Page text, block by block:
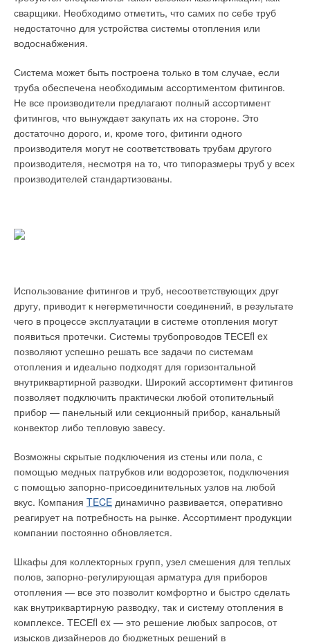
сварщики. Необходимо отметить, что самих по себе труб
недостаточно для устройства системы отопления или
водоснабжения.
Система может быть построена только в том случае, если
труба обеспечена необходимым ассортиментом фитингов.
Не все производители предлагают полный ассортимент
фитингов, что вынуждает закупать их на стороне. Это
достаточно дорого, и, кроме того, фитинги одного
производителя могут не соответствовать трубам другого
производителя, несмотря на то, что типоразмеры труб у всех
производителей стандартизованы.
Использование фитингов и труб, несоответствующих друг
другу, приводит к негерметичности соединений, в результате
чего в процессе эксплуатации в системе отопления могут
появиться протечки. Системы трубопроводов ТЕСЕﬂ ex
позволяют успешно решать все задачи по системам
отопления и идеально подходят для горизонтальной
внутриквартирной разводки. Широкий ассортимент фитингов
позволяет подключить практически любой отопительный
прибор — панельный или секционный прибор, канальный
конвектор либо тепловую завесу.
Возможны скрытые подключения из стены или пола, с
помощью медных патрубков или водорозеток, подключения
с помощью запорно-присоединительных узлов на любой
вкус. Компания TECE динамично развивается, оперативно
реагирует на потребность на рынке. Ассортимент продукции
компании постоянно обновляется.
Шкафы для коллекторных групп, узел смешения для теплых
полов, запорно-регулирующая арматура для приборов
отопления — все это позволит комфортно и быстро сделать
как внутриквартирную разводку, так и систему отопления в
комплексе. ТЕСЕﬂ ex — это решение любых запросов, от
изысков дизайнеров до бюджетных решений в
реактопластов,
армированных
Рис. 10. Сборка
фланцевых узлов из
реактопластов,
армированных
Рис. 13. Соединения
ламинированием* труб из
реактопластов,
армированных
стекловолокном
Подземные коммунальные трубопроводы (системы
водоснабжения и водоотведения) из трубных изделий —
армированных стекловолокном, должны устраиваться с
использованием (ГОСТ Р 54560–2011 [1]) муфтовых,
фланцевых и/или ламинированных соединений.
Для монтажа конкретного коммунального трубопровода
необходимо выбирать такие фасонные соединительные
предусмотренных для его устройства: по рабочим
давлениям PN (от 0,1 до 0,4 МПа — как безнапорные, так и
напорные — 0,6 МПа; 1,0; 1,6; 2,0; 2,5 и 3,2 МПа); по
кольцевой жесткости SN — 1250, 2500, 5000 и 10 000 Па; а
также по постоянной температуре транспортируемой среды